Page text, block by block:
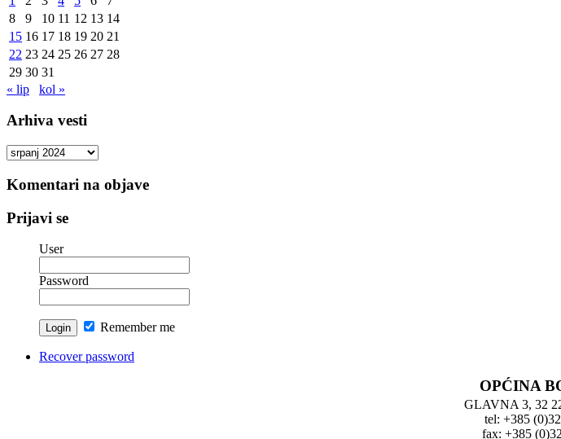
8
9 10 11 12 13 14
15 16 17 18 19 20 21
22 23 24 25 26 27 28
29 30 31
« lip
kol »
Arhiva vesti
Arhiva
Komentari na objave
Prijavi se
User
Password
Remember me
Recover password
OPĆINA
GLAVNA 3, 32
tel: +385
fax: +385